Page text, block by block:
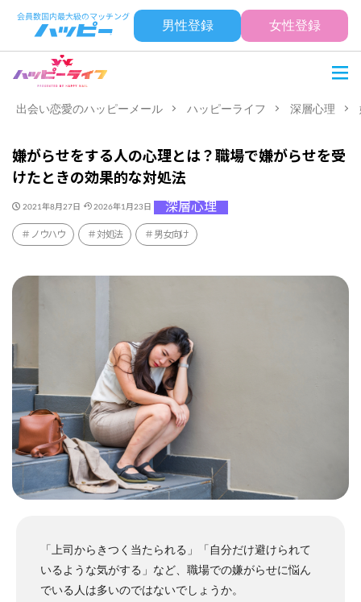
男性登録 女性登録
出会い恋愛のハッピーメール ハッピーライフ 深層心理
嫌がらせをする人の心理とは？職場で嫌がらせを受
けたときの効果的な対処法
2021年8月27日 2026年1月23日 深層心理
ノウハウ 対処法 男女向け
「上司からきつく当たられる」「自分だけ避けられて
いるような気がする」など、職場での嫌がらせに悩ん
でいる人は多いのではないでしょうか。